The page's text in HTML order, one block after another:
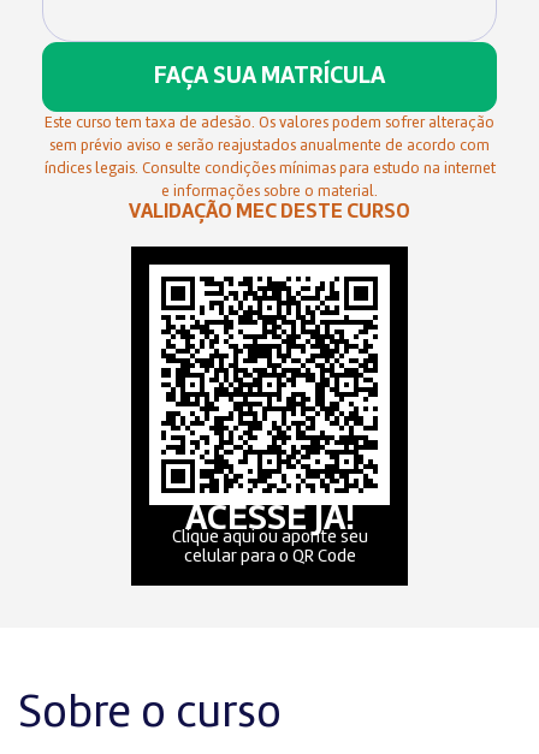
Sobre o curso
FAÇA SUA MATRÍCULA
Este curso tem taxa de adesão. Os valores podem sofrer alteração
sem prévio aviso e serão reajustados anualmente de acordo com
índices legais. Consulte condições mínimas para estudo na internet
e informações sobre o material.
VALIDAÇÃO MEC DESTE CURSO
ACESSE JÁ!
Clique aqui ou aponte seu
celular para o QR Code